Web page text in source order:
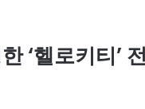
‘헬로키티’